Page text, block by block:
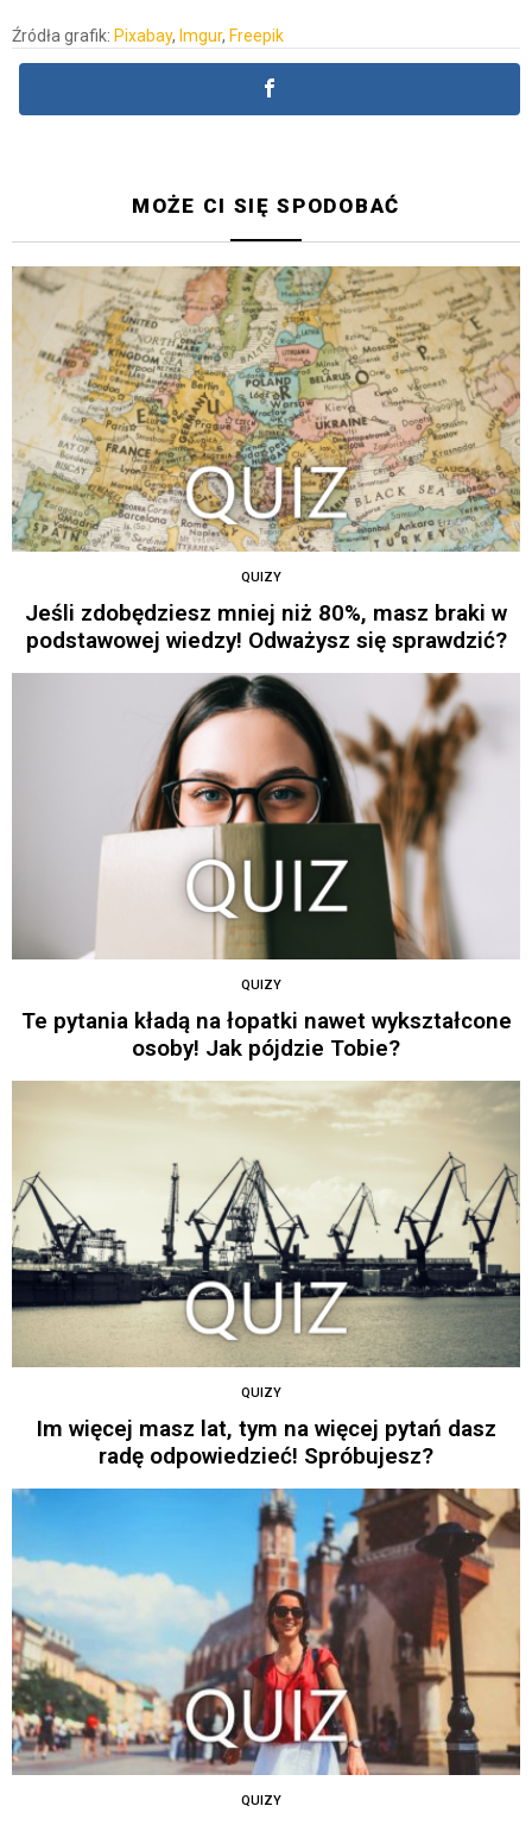
Źródła grafik: Pixabay, Imgur, Freepik
MOŻE CI SIĘ SPODOBAĆ
QUIZY
Jeśli zdobędziesz mniej niż 80%, masz braki w
podstawowej wiedzy! Odważysz się sprawdzić?
QUIZY
Te pytania kładą na łopatki nawet wykształcone
osoby! Jak pójdzie Tobie?
QUIZY
Im więcej masz lat, tym na więcej pytań dasz
radę odpowiedzieć! Spróbujesz?
QUIZY